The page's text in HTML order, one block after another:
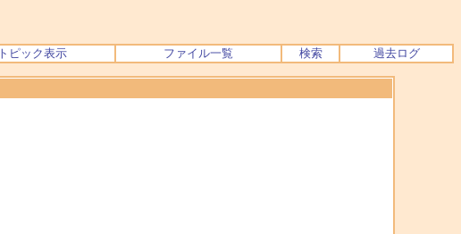
トピック表示 ファイル一覧 検索 過去ログ